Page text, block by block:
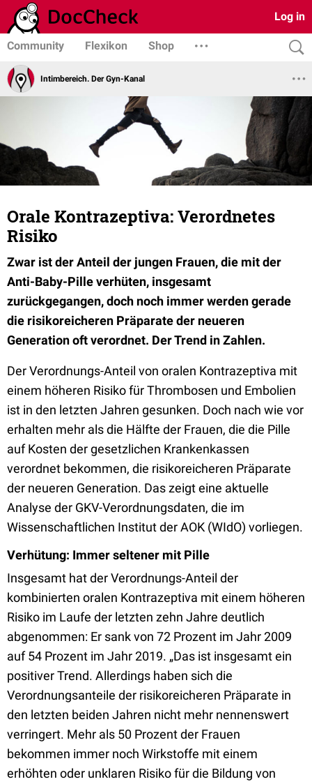
Log in
Community Flexikon Shop
Intimbereich. Der Gyn-Kanal
Orale Kontrazeptiva: Verordnetes
Risiko
Zwar ist der Anteil der jungen Frauen, die mit der
Anti-Baby-Pille verhüten, insgesamt
zurückgegangen, doch noch immer werden gerade
die risikoreicheren Präparate der neueren
Generation oft verordnet. Der Trend in Zahlen.
Der Verordnungs-Anteil von oralen Kontrazeptiva mit
einem höheren Risiko für Thrombosen und Embolien
ist in den letzten Jahren gesunken. Doch nach wie vor
erhalten mehr als die Hälfte der Frauen, die die Pille
auf Kosten der gesetzlichen Krankenkassen
verordnet bekommen, die risikoreicheren Präparate
der neueren Generation. Das zeigt eine aktuelle
Analyse der GKV-Verordnungsdaten, die im
Wissenschaftlichen Institut der AOK (WIdO) vorliegen.
Verhütung: Immer seltener mit Pille
Insgesamt hat der Verordnungs-Anteil der
kombinierten oralen Kontrazeptiva mit einem höheren
Risiko im Laufe der letzten zehn Jahre deutlich
abgenommen: Er sank von 72 Prozent im Jahr 2009
auf 54 Prozent im Jahr 2019. „Das ist insgesamt ein
positiver Trend. Allerdings haben sich die
Verordnungsanteile der risikoreicheren Präparate in
den letzten beiden Jahren nicht mehr nennenswert
verringert. Mehr als 50 Prozent der Frauen
bekommen immer noch Wirkstoffe mit einem
erhöhten oder unklaren Risiko für die Bildung von